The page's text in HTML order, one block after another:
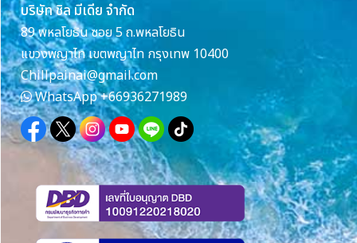
บริษัท ชิล มีเดีย จำกัด
89 พหลโยธิน ซอย 5 ถ.พหลโยธิน
แขวงพญาไท เขตพญาไท กรุงเทพ 10400
Chillpainai@gmail.com
WhatsApp+66936271989